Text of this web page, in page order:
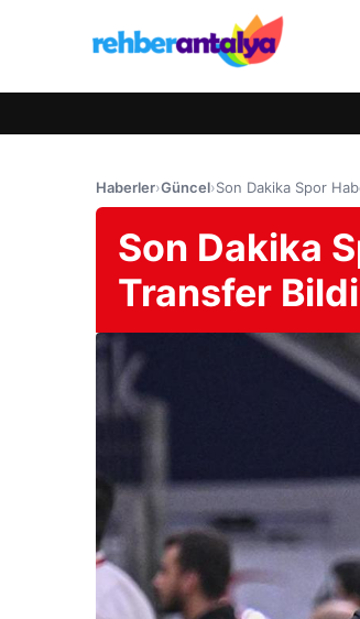
Haberler›Güncel›Son Dakika Spor
Son Dakika
Transfer